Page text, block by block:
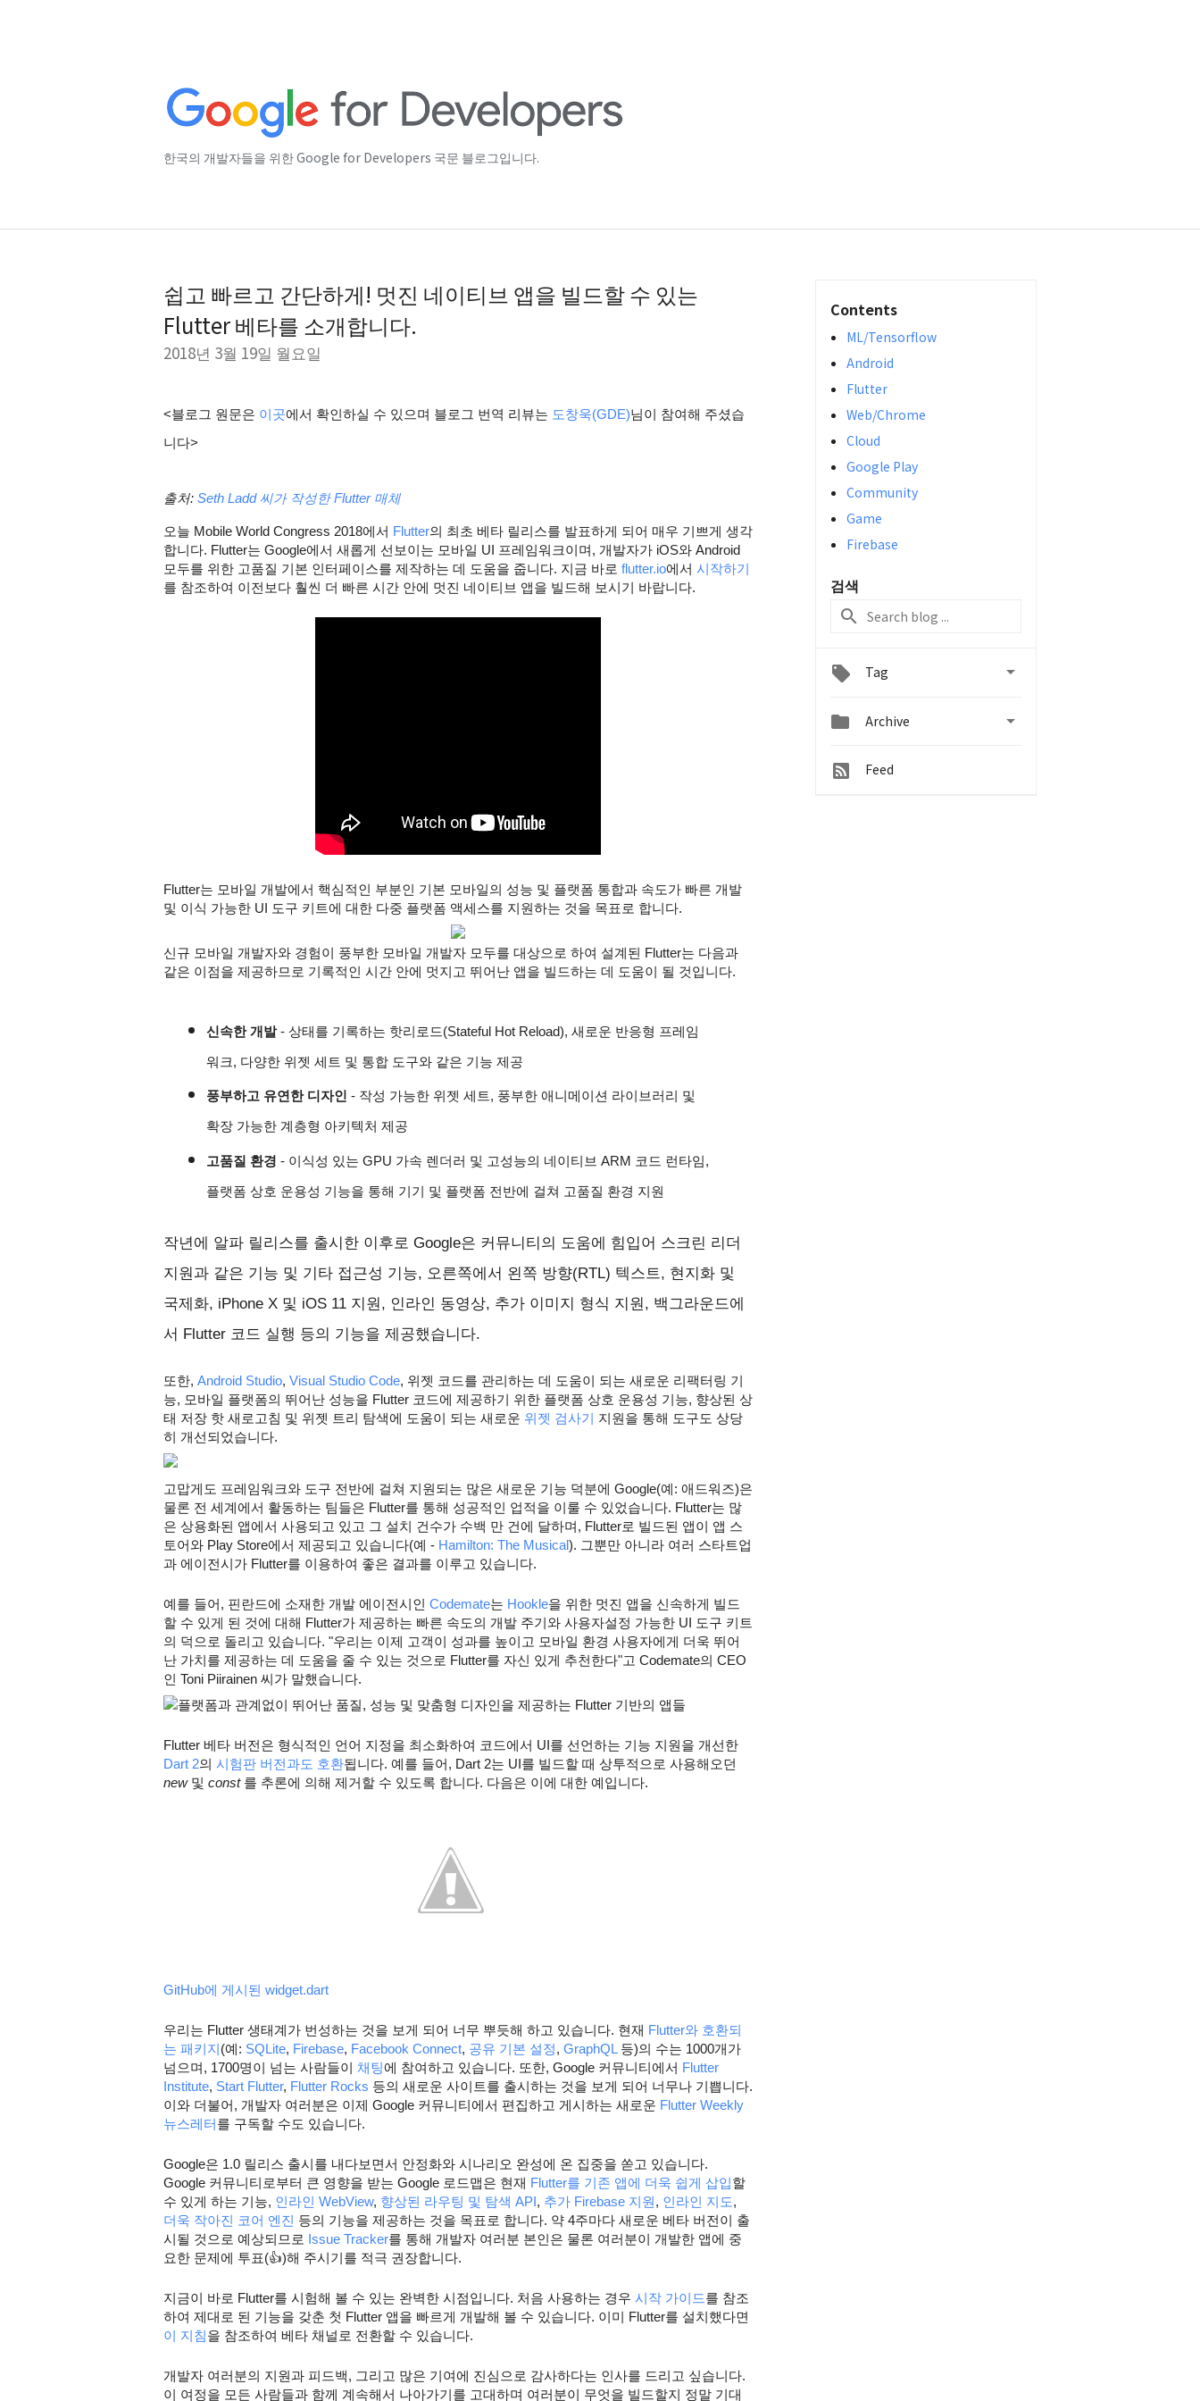
한국의 개발자들을 위한 Google for Developers 국문 블로그입니다.
쉽고 빠르고 간단하게! 멋진 네이티브 앱을 빌드할 수 있는
Flutter 베타를 소개합니다.
2018년 3월 19일 월요일
<블로그 원문은 이곳에서 확인하실 수 있으며 블로그 번역 리뷰는 도창욱(GDE)님이 참여해 주셨습
니다>
출처: Seth Ladd 씨가 작성한 Flutter 매체
오늘 Mobile World Congress 2018에서 Flutter의 최초 베타 릴리스를 발표하게 되어 매우 기쁘게 생각
합니다. Flutter는 Google에서 새롭게 선보이는 모바일 UI 프레임워크이며, 개발자가 iOS와 Android
모두를 위한 고품질 기본 인터페이스를 제작하는 데 도움을 줍니다. 지금 바로 flutter.io에서 시작하기
를 참조하여 이전보다 훨씬 더 빠른 시간 안에 멋진 네이티브 앱을 빌드해 보시기 바랍니다.
Flutter는 모바일 개발에서 핵심적인 부분인 기본 모바일의 성능 및 플랫폼 통합과 속도가 빠른 개발
및 이식 가능한 UI 도구 키트에 대한 다중 플랫폼 액세스를 지원하는 것을 목표로 합니다.
신규 모바일 개발자와 경험이 풍부한 모바일 개발자 모두를 대상으로 하여 설계된 Flutter는 다음과
같은 이점을 제공하므로 기록적인 시간 안에 멋지고 뛰어난 앱을 빌드하는 데 도움이 될 것입니다.
신속한 개발 - 상태를 기록하는 핫리로드(Stateful Hot Reload), 새로운 반응형 프레임
워크, 다양한 위젯 세트 및 통합 도구와 같은 기능 제공
풍부하고 유연한 디자인 - 작성 가능한 위젯 세트, 풍부한 애니메이션 라이브러리 및
확장 가능한 계층형 아키텍처 제공
고품질 환경 - 이식성 있는 GPU 가속 렌더러 및 고성능의 네이티브 ARM 코드 런타임,
플랫폼 상호 운용성 기능을 통해 기기 및 플랫폼 전반에 걸쳐 고품질 환경 지원
작년에 알파 릴리스를 출시한 이후로 Google은 커뮤니티의 도움에 힘입어 스크린 리더
지원과 같은 기능 및 기타 접근성 기능, 오른쪽에서 왼쪽 방향(RTL) 텍스트, 현지화 및
국제화, iPhone X 및 iOS 11 지원, 인라인 동영상, 추가 이미지 형식 지원, 백그라운드에
서 Flutter 코드 실행 등의 기능을 제공했습니다.
또한, Android Studio, Visual Studio Code, 위젯 코드를 관리하는 데 도움이 되는 새로운 리팩터링 기
능, 모바일 플랫폼의 뛰어난 성능을 Flutter 코드에 제공하기 위한 플랫폼 상호 운용성 기능, 향상된 상
태 저장 핫 새로고침 및 위젯 트리 탐색에 도움이 되는 새로운 위젯 검사기 지원을 통해 도구도 상당
히 개선되었습니다.
고맙게도 프레임워크와 도구 전반에 걸쳐 지원되는 많은 새로운 기능 덕분에 Google(예: 애드워즈)은
물론 전 세계에서 활동하는 팀들은 Flutter를 통해 성공적인 업적을 이룰 수 있었습니다. Flutter는 많
은 상용화된 앱에서 사용되고 있고 그 설치 건수가 수백 만 건에 달하며, Flutter로 빌드된 앱이 앱 스
토어와 Play Store에서 제공되고 있습니다(예 - Hamilton: The Musical). 그뿐만 아니라 여러 스타트업
과 에이전시가 Flutter를 이용하여 좋은 결과를 이루고 있습니다.
예를 들어, 핀란드에 소재한 개발 에이전시인 Codemate는 Hookle을 위한 멋진 앱을 신속하게 빌드
할 수 있게 된 것에 대해 Flutter가 제공하는 빠른 속도의 개발 주기와 사용자설정 가능한 UI 도구 키트
의 덕으로 돌리고 있습니다. "우리는 이제 고객이 성과를 높이고 모바일 환경 사용자에게 더욱 뛰어
난 가치를 제공하는 데 도움을 줄 수 있는 것으로 Flutter를 자신 있게 추천한다"고 Codemate의 CEO
인 Toni Piirainen 씨가 말했습니다.
플랫폼과 관계없이 뛰어난 품질, 성능 및 맞춤형 디자인을 제공하는 Flutter 기반의 앱들
Dart 2의 시험판 버전과도 호환
new 및 const 를 추론에 의해 제거할 수 있도록 합니다. 다음은 이에 대한 예입니다.
GitHub에 게시된 widget.dart
우리는 Flutter 생태계가 번성하는 것을 보게 되어 너무 뿌듯해 하고 있습니다. 현재 Flutter와 호환되
는 패키지(예: SQLite, Firebase, Facebook Connect, 공유 기본 설정, GraphQL 등)의 수는 1000개가
넘으며, 1700명이 넘는 사람들이 채팅에 참여하고 있습니다. 또한, Google 커뮤니티에서 Flutter
Institute, Start Flutter, Flutter Rocks 등의 새로운 사이트를 출시하는 것을 보게 되어 너무나 기쁩니다.
이와 더불어, 개발자 여러분은 이제 Google 커뮤니티에서 편집하고 게시하는 새로운 Flutter Weekly
뉴스레터를 구독할 수도 있습니다.
Google은 1.0 릴리스 출시를 내다보면서 안정화와 시나리오 완성에 온 집중을 쏟고 있습니다.
Google 커뮤니티로부터 큰 영향을 받는 Google 로드맵은 현재 Flutter를 기존 앱에 더욱 쉽게 삽입할
수 있게 하는 기능, 인라인 WebView, 향상된 라우팅 및 탐색 API, 추가 Firebase 지원, 인라인 지도
더욱 작아진 코어 엔진 등의 기능을 제공하는 것을 목표로 합니다. 약 4주마다 새로운 베타 버전이 출
시될 것으로 예상되므로 Issue Tracker를 통해 개발자 여러분 본인은 물론 여러분이 개발한 앱에 중
요한 문제에 투표(👍)해 주시기를 적극 권장합니다.
지금이 바로 Flutter를 시험해 볼 수 있는 완벽한 시점입니다. 처음 사용하는 경우 시작 가이드를 참조
이 지침을 참조하여 베타 채널로 전환할 수 있습니다.
개발자 여러분의 지원과 피드백, 그리고 많은 기여에 진심으로 감사하다는 인사를 드리고 싶습니다.
이 여정을 모든 사람들과 함께 계속해서 나아가기를 고대하며 여러분이 무엇을 빌드할지 정말 기대
Contents
ML/Tensorflow
Android
Flutter
Web/Chrome
Cloud
Google Play
Community
Game
Firebase
검색
Tag 
 Archive 
Feed